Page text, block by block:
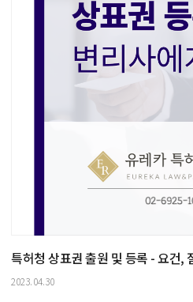
특허청 상표권 출원 및 등록 - 요건,
2023.04.30